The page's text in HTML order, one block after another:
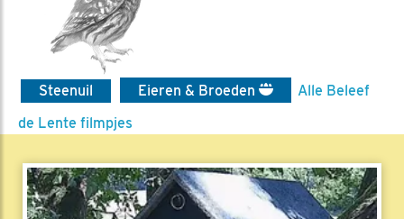
Steenuil Eieren & Broeden
Alle Beleef
de Lente filmpjes